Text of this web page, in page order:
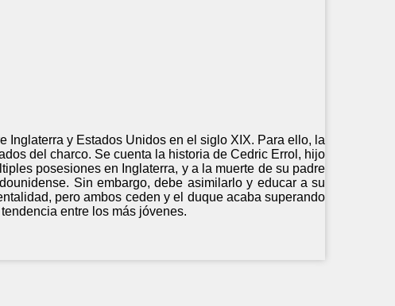
Inglaterra y Estados Unidos en el siglo XIX. Para ello, la
del charco. Se cuenta la historia de Cedric Errol, hijo
posesiones en Inglaterra, y a la muerte de su padre
Sin embargo, debe asimilarlo y educar a su
pero ambos ceden y el duque acaba superando
entre los más jóvenes.